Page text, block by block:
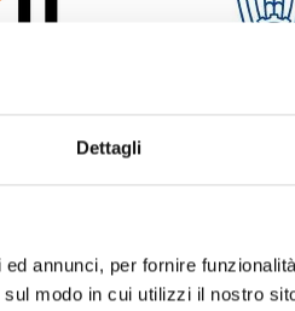
Dettagli
annunci, per fornire
modo in cui utilizzi il nostro